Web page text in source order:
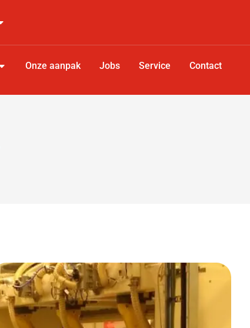
Onze aanpak Jobs Service Contact